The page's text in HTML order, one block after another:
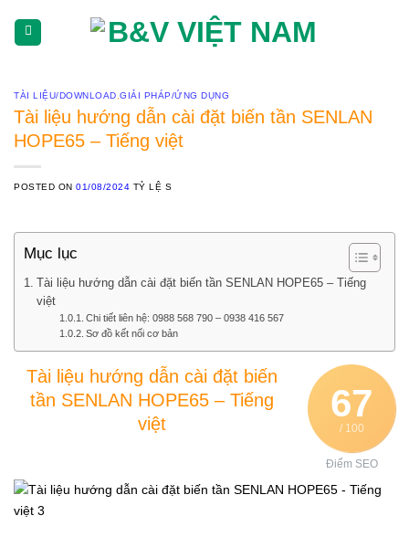
dịch)TÀI LIỆU/DOWNLOAD ,GIẢI PHÁP/ỨNG DỤNG
Tài liệu hướng dẫn cài đặt biến tần SENLAN
HOPE65 – Tiếng việt
POSTED ON01/08/2024 TỶ LỆ S
Mục lục
Tài liệu hướng dẫn cài đặt biến tần SENLAN HOPE65 – Tiếng
việt
Chi tiết liên hệ: 0988 568 790 – 0938 416 567
Sơ đồ kết nối cơ bản
67
/ 100
Điểm SEO
Tài liệu hướng dẫn cài đặt biến
tần SENLAN HOPE65 – Tiếng
việt